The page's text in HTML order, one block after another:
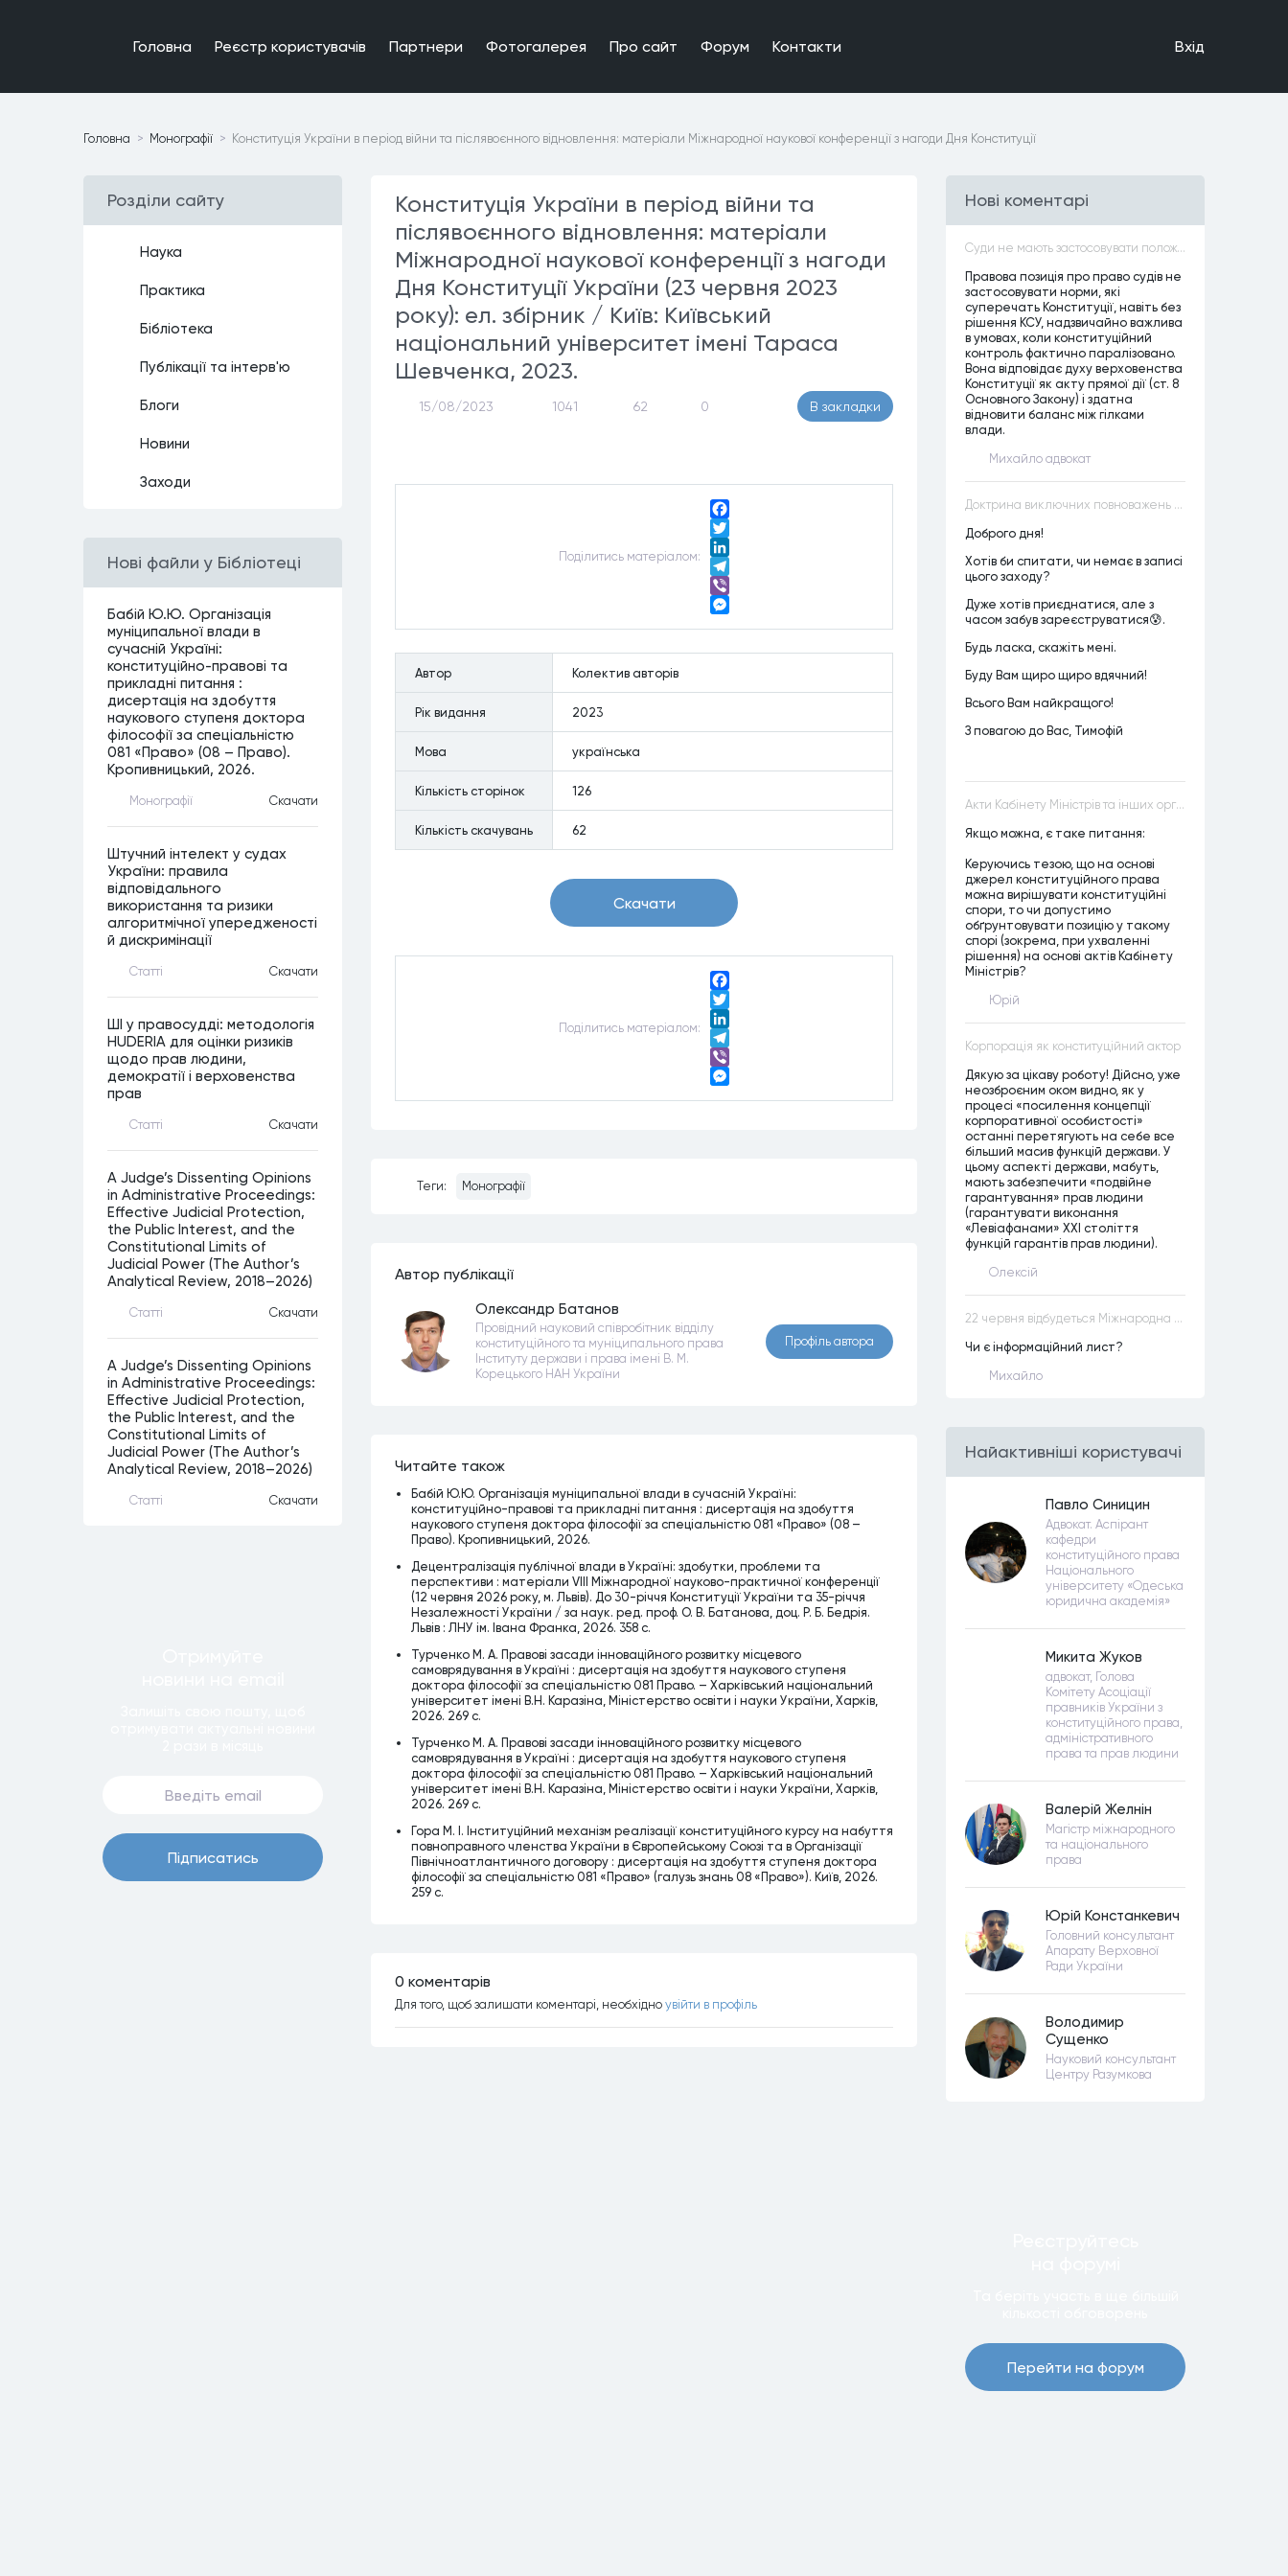
Головна Реєстр користувачiв Партнери Фотогалерея Про сайт Форум Контакти Вхiд
Головна Монографiї Конституція України в період війни та післявоєнного відновлення: матеріали Міжнародної наукової конференції з нагоди Дня Конституції
Роздiли сайту
Наука
Практика
Бiблiотека
Публiкацiї та iнтерв'ю
Блоги
Новини
Заходи
Нові файли у Бібліотеці
Бабій Ю.Ю. Організація
муніципальної влади в
сучасній Україні:
конституційно-правові та
прикладні питання :
дисертація на здобуття
наукового ступеня доктора
філософії за спеціальністю
081 «Право» (08 – Право).
Кропивницький, 2026.
Монографiї Скачати
Штучний інтелект у судах
України: правила
відповідального
використання та ризики
алгоритмічної упередженості
й дискримінації
Статтi Скачати
ШІ у правосудді: методологія
HUDERIA для оцінки ризиків
щодо прав людини,
демократії і верховенства
прав
Статтi Скачати
A Judge’s Dissenting Opinions
in Administrative Proceedings:
Effective Judicial Protection,
the Public Interest, and the
Constitutional Limits of
Judicial Power (The Author’s
Analytical Review, 2018–2026)
Статтi Скачати
A Judge’s Dissenting Opinions
in Administrative Proceedings:
Effective Judicial Protection,
the Public Interest, and the
Constitutional Limits of
Judicial Power (The Author’s
Analytical Review, 2018–2026)
Статтi Скачати
Пiдписатись
Конституція України в період війни та
післявоєнного відновлення: матеріали
Міжнародної наукової конференції з нагоди
Дня Конституції України (23 червня 2023
року): ел. збірник / Київ: Київський
національний університет імені Тараса
Шевченка, 2023.
15/08/2023 1041 62 0 В закладки
Подiлитись матерiалом:
Facebook
Twitter
LinkedIn
Telegram
Viber
Автор Колектив авторів
Рiк видання 2023
Мова українська
Кiлькiсть сторiнок 126
Кiлькiсть скачувань 62
Скачати
Подiлитись матерiалом:
Facebook
Twitter
LinkedIn
Telegram
Viber
Теги: Монографії
Автор публiкацiї
Олександр Батанов
Провідний науковий співробітник відділу
конституційного та муніципального права
Інституту держави і права імені В. М.
Корецького НАН України
Профiль автора
Читайте також
Бабій Ю.Ю. Організація муніципальної влади в сучасній Україні:
конституційно-правові та прикладні питання : дисертація на здобуття
наукового ступеня доктора філософії за спеціальністю 081 «Право» (08 –
Право). Кропивницький, 2026.
Децентралізація публічної влади в Україні: здобутки, проблеми та
перспективи : матеріали VІІІ Міжнародної науково-практичної конференції
(12 червня 2026 року, м. Львів). До 30-річчя Конституції України та 35-річчя
Незалежності України / за наук. ред. проф. О. В. Батанова, доц. Р. Б. Бедрія.
Львів : ЛНУ ім. Івана Франка, 2026. 358 с.
Турченко М. А. Правові засади інноваційного розвитку місцевого
самоврядування в Україні : дисертація на здобуття наукового ступеня
доктора філософії за спеціальністю 081 Право. – Харківський національний
університет імені В.Н. Каразіна, Міністерство освіти і науки України, Харків,
2026. 269 c.
Турченко М. А. Правові засади інноваційного розвитку місцевого
самоврядування в Україні : дисертація на здобуття наукового ступеня
доктора філософії за спеціальністю 081 Право. – Харківський національний
університет імені В.Н. Каразіна, Міністерство освіти і науки України, Харків,
2026. 269 c.
Гора М. І. Інституційний механізм реалізації конституційного курсу на набуття
повноправного членства України в Європейському Союзі та в Організації
Північноатлантичного договору : дисертація на здобуття ступеня доктора
філософії за спеціальністю 081 «Право» (галузь знань 08 «Право»). Київ, 2026.
259 с.
0 коментарiв
Для того, щоб залишати коментарi, необхiдно увiйти в профiль
Нові коментарі
Суди не мають застосовувати положення законів, які не відповідають Конституції, незалежно від того, чи визнавалися вони Конституційним Судом України неконституційними, тобто закони, що суперечать Конституції України не можуть застосовуватися навіть у випадках, коли вони є чинними
Правова позиція про право судів не
застосовувати норми, які
суперечать Конституції, навіть без
рішення КСУ, надзвичайно важлива
в умовах, коли конституційний
контроль фактично паралізовано.
Вона відповідає духу верховенства
Конституції як акту прямої дії (ст. 8
Основного Закону) і здатна
відновити баланс між гілками
влади.
Михайло адвокат
Доктрина виключних повноважень VS Доктрина прихованих повноважень
Доброго дня!
Хотів би спитати, чи немає в записі
цього заходу?
Дуже хотів приєднатися, але з
часом забув зареєструватися😰.
Будь ласка, скажіть мені.
Буду Вам щиро щиро вдячний!
Всього Вам найкращого!
З повагою до Вас, Тимофій
Акти Кабінету Міністрів та інших органів державної влади як джерела конституційного права
Якщо можна, є таке питання:
Керуючись тезою, що на основі
джерел конституційного права
можна вирішувати конституційні
спори, то чи допустимо
обґрунтовувати позицію у такому
спорі (зокрема, при ухваленні
рішення) на основі актів Кабінету
Міністрів?
Юрій
Корпорація як конституційний актор
Дякую за цікаву роботу! Дійсно, уже
неозброєним оком видно, як у
процесі «посилення концепції
корпоративної особистості»
останні перетягують на себе все
більший масив функцій держави. У
цьому аспекті держави, мабуть,
мають забезпечити «подвійне
гарантування» прав людини
(гарантувати виконання
«Левіафанами» ХХІ століття
функцій гарантів прав людини).
Олексій
22 червня відбудеться Міжнародна науково-практична конференція “Конституційна демократія в умовах загроз територіальній цілісності та національній безпеці”
Чи є інформаційний лист?
Михайло
Найактивнiшi користувачi
Павло Синицин
Адвокат. Аспірант
кафедри
конституційного права
Національного
університету «Одеська
юридична академія»
Микита Жуков
адвокат, Голова
Комітету Асоціації
правників України з
конституційного права,
адміністративного
права та прав людини
Валерій Желнін
Магістр міжнародного
та національного
права
Юрій Констанкевич
Головний консультант
Апарату Верховної
Ради України
Володимир
Сущенко
Науковий консультант
Центру Разумкова
Перейти на форум